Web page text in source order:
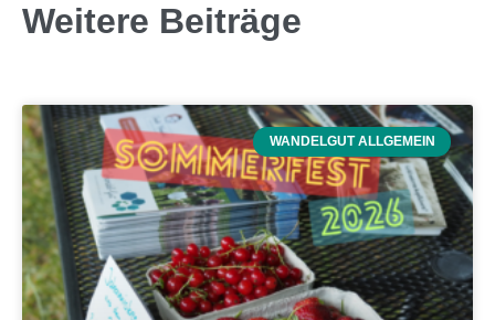
Weitere Beiträge
WANDELGUT ALLGEMEIN